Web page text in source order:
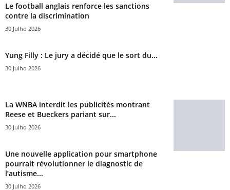
Le football anglais renforce les sanctions
contre la discrimination
30 Julho 2026
Yung Filly : Le jury a décidé que le sort du...
30 Julho 2026
La WNBA interdit les publicités montrant
Reese et Bueckers pariant sur...
30 Julho 2026
Une nouvelle application pour smartphone
pourrait révolutionner le diagnostic de
l’autisme...
30 Julho 2026